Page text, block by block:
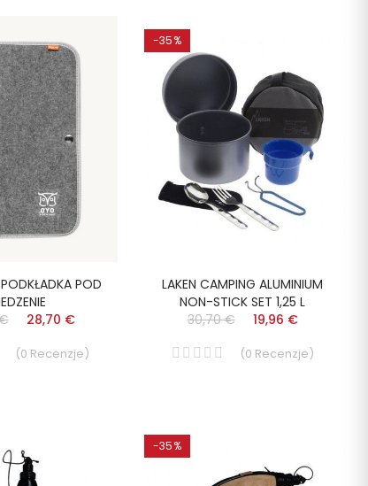
POD
28,70 €
(0 Recenzje)
-35%
LAKEN CAMPING ALUMINIUM
NON-STICK SET 1,25 L
30,70 €
19,96 €
(0 Recenzje)
-35%